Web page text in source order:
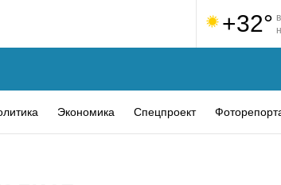
+32°
Экономика Спецпроект